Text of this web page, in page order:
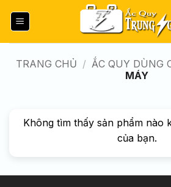
qua
TRANG CHỦ / ẮC QUY DÙNG
MÁY
Không tìm thấy sản phẩm nào
của bạn.